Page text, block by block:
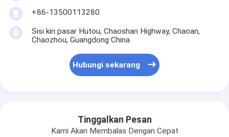
+86-13500113280
Sisi kiri pasar Hutou, Chaoshan Highway, Chaoan,
Chaozhou, Guangdong China
Hubungi sekarang
Tinggalkan Pesan
Kami Akan Membalas Dengan Cepat